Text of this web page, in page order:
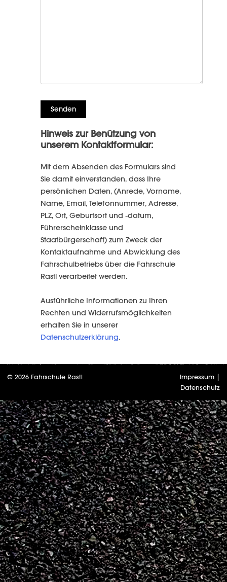
Hinweis zur Benützung von
unserem Kontaktformular:
Mit dem Absenden des Formulars sind
Sie damit einverstanden, dass Ihre
persönlichen Daten, (Anrede, Vorname,
Name, Email, Telefonnummer, Adresse,
PLZ, Ort, Geburtsort und -datum,
Führerscheinklasse und
Staatbürgerschaft) zum Zweck der
Kontaktaufnahme und Abwicklung des
Fahrschulbetriebs über die Fahrschule
Rastl verarbeitet werden.
Ausführliche Informationen zu Ihren
Rechten und Widerrufsmöglichkeiten
erhalten Sie in unserer
Datenschutzerklärung.
© 2026 Fahrschule Rastl Impressum |
Datenschutz